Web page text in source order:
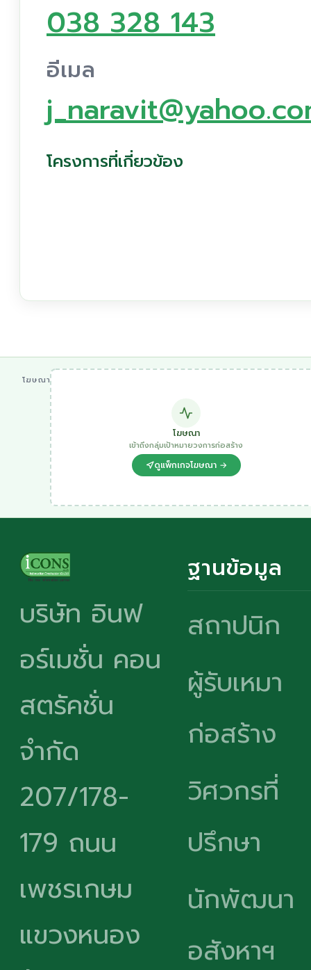
038 328 143
อีเมล
โครงการที่เกี่ยวข้อง
โฆษณา
โฆษณา
เข้าถึงกลุ่มเป้าหมายวงการก่อสร้าง
ดูแพ็กเกจโฆษณา →
บริษัท อินฟ
อร์เมชั่น คอน
สตรัคชั่น
จำกัด
207/178-
179 ถนน
เพชรเกษม
แขวงหนอง
ฐานข้อมูล
สถาปนิก
ผู้รับเหมา
ก่อสร้าง
วิศวกรที่
ปรึกษา
นักพัฒนา
อสังหาฯ